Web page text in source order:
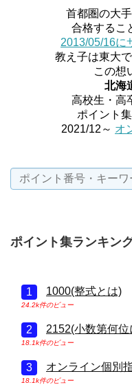
首都圏の大
合格するこ
2013/05/16に
教え子は東大
この想
北海
高校生・高
ポイント
2021/12～ オ
ポイント集ランキン
1000(整式とは)
24.2k件のビュー
2152(小数第何
18.1k件のビュー
オンライン個別
18.1k件のビュー